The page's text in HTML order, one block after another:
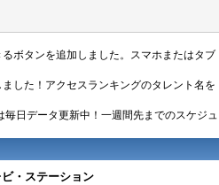
ボタンを追加しました。スマホまたはタブ
ました！アクセスランキングのタレント名を
毎日データ更新中！一週間先までのスケジュ
・ステーション